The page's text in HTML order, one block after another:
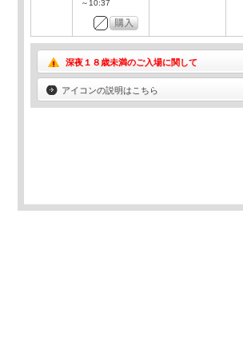
～10:37
深夜１８歳未満のご入場に関して
アイコンの説明はこちら